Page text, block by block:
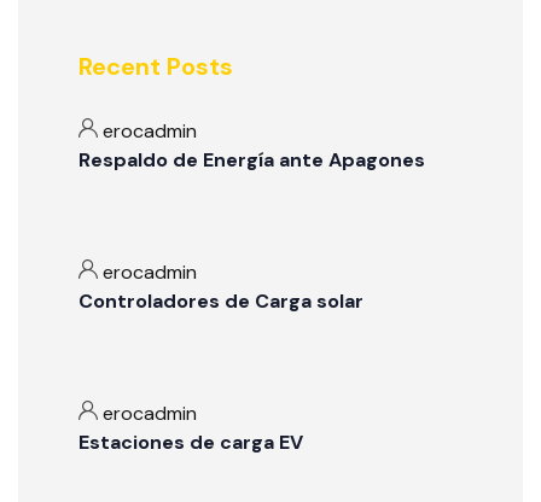
Recent Posts
erocadmin
Respaldo de Energía ante Apagones
erocadmin
Controladores de Carga solar
erocadmin
Estaciones de carga EV